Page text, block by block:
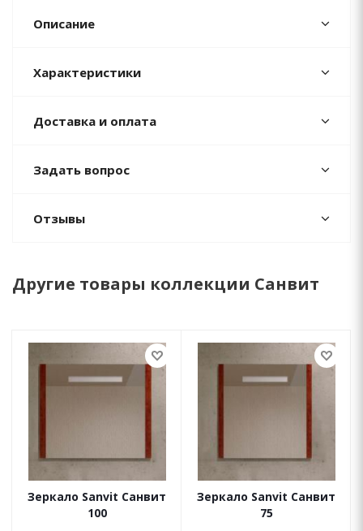
Описание
Характеристики
Доставка и оплата
Задать вопрос
Отзывы
Другие товары коллекции Санвит
Зеркало Sanvit Санвит
100
Зеркало Sanvit Санвит
75